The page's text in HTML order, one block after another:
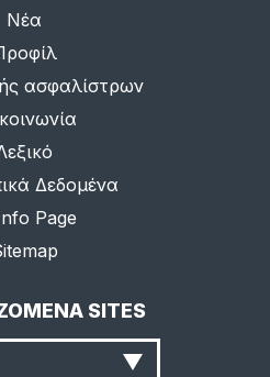
Νέα
ασφαλίστρων
Δεδομένα
Page
SITES